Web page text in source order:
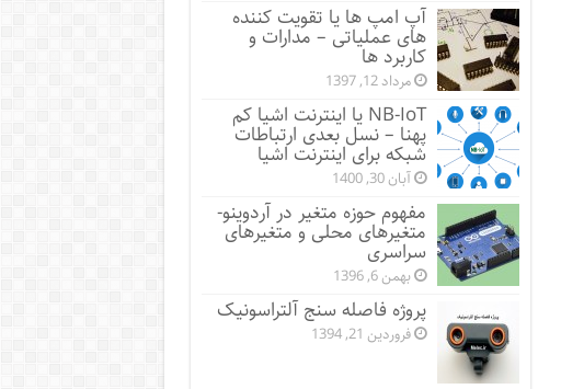
آپ امپ ها یا تقویت کننده
های عملیاتی – مدارات و
کاربرد ها
مرداد 12, 1397
NB-IoT یا اینترنت اشیا کم
پهنا – نسل بعدی ارتباطات
شبکه برای اینترنت اشیا
آبان 30, 1400
مفهوم حوزه متغیر در آردوینو-
متغیرهای محلی و متغیرهای
سراسری
بهمن 6, 1396
پروژه فاصله سنج آلتراسونیک
فروردین 21, 1394